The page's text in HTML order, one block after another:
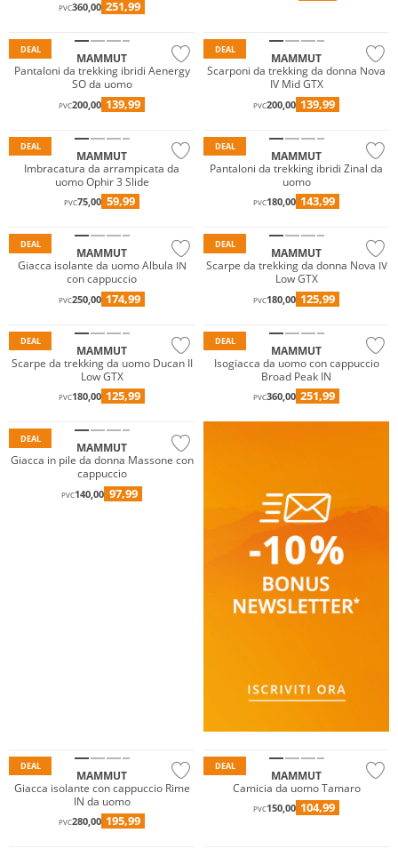
PVC360,00 251,99
DEAL
MAMMUT
Pantaloni da trekking ibridi Aenergy
SO da uomo
PVC200,00 139,99
DEAL
MAMMUT
Scarponi da trekking da donna Nova
IV Mid GTX
PVC200,00 139,99
DEAL
MAMMUT
Imbracatura da arrampicata da
uomo Ophir 3 Slide
PVC75,00 59,99
DEAL
MAMMUT
Pantaloni da trekking ibridi Zinal da
uomo
PVC180,00 143,99
DEAL
MAMMUT
Giacca isolante da uomo Albula IN
con cappuccio
PVC250,00 174,99
DEAL
GORE-TEX
MAMMUT
Scarpe da trekking da donna Nova IV
Low GTX
PVC180,00 125,99
DEAL
GORE-TEX
MAMMUT
Scarpe da trekking da uomo Ducan II
Low GTX
PVC180,00 125,99
DEAL
MAMMUT
Isogiacca da uomo con cappuccio
Broad Peak IN
PVC360,00 251,99
DEAL
MAMMUT
Giacca in pile da donna Massone con
cappuccio
PVC140,00 97,99
DEAL
MAMMUT
Giacca isolante con cappuccio Rime
IN da uomo
PVC280,00 195,99
DEAL
Sostenibile
MAMMUT
Camicia da uomo Tamaro
PVC150,00 104,99